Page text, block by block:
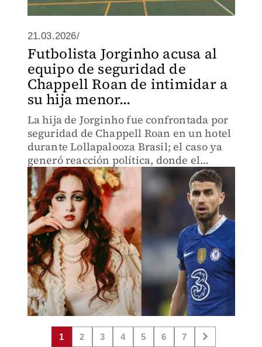
21.03.2026/
Futbolista Jorginho acusa al
equipo de seguridad de
Chappell Roan de intimidar a
su hija menor...
La hija de Jorginho fue confrontada por
seguridad de Chappell Roan en un hotel
durante Lollapalooza Brasil; el caso ya
generó reacción política, donde el
alcalde de Río de Janeiro veto a la
cantante.
1 2 3 4 5 6 7